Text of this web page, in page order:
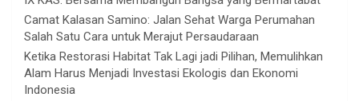
Camat Kalasan Samino: Jalan Sehat Warga Perumahan
Salah Satu Cara untuk Merajut Persaudaraan
Ketika Restorasi Habitat Tak Lagi jadi Pilihan, Memulihkan
Alam Harus Menjadi Investasi Ekologis dan Ekonomi
Indonesia